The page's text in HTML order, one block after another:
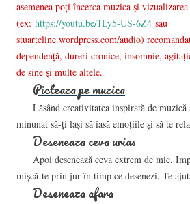
asemenea poţi încerca muzica şi
(ex: https://youtu.be/1Ly5-US-6Z4 sau
stuartcline.wordpress.com/audio)
dependenţă, dureri cronice, insomnie,
de sine şi multe altele.
Picteaza pe muzica
Lăsând creativitatea inspirată de muzică
minunat să-ţi laşi să iasă emoţiile şi să te
Deseneaza ceva urias
Apoi desenează ceva extrem de mic.
mişcă-te prin jur în timp ce desenezi. Te
Deseneaza afara